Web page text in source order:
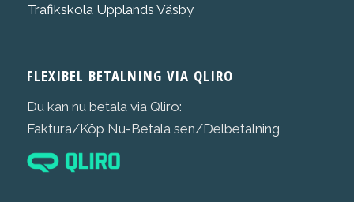
Trafikskola Upplands Väsby
FLEXIBEL BETALNING VIA QLIRO
Du kan nu betala via Qliro:
Faktura/Köp Nu-Betala sen/Delbetalning